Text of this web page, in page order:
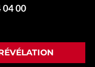
04 00